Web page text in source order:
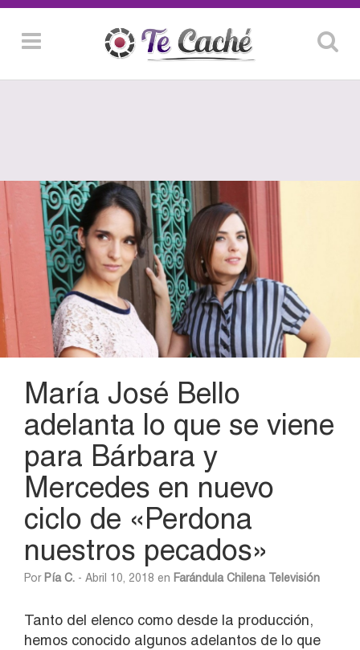
María José Bello
adelanta lo que se viene
para Bárbara y
Mercedes en nuevo
ciclo de «Perdona
nuestros pecados»
Por Pía C. - Abril 10, 2018 en Farándula Chilena Televisión
Tanto del elenco como desde la producción,
hemos conocido algunos adelantos de lo que